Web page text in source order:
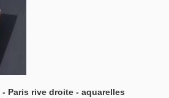
Paris rive droite - aquarelles